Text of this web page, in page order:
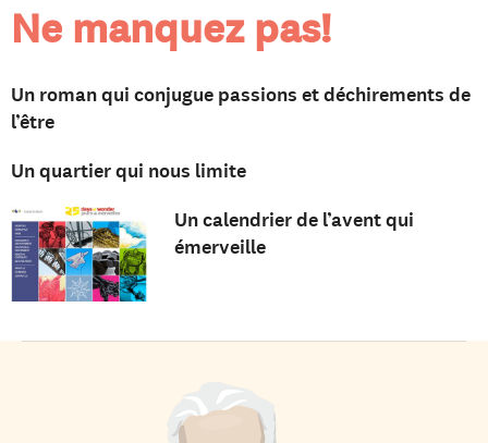
Ne manquez pas!
Un roman qui conjugue passions et déchirements de
l’être
Un quartier qui nous limite
Un calendrier de l’avent qui
émerveille